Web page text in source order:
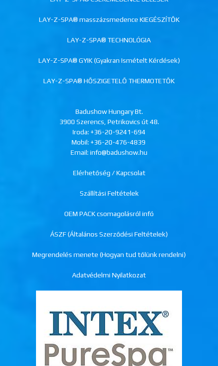
LAY-Z-SPA® masszázsmedence KIEGÉSZÍTŐK
LAY-Z-SPA® TECHNOLÓGIA
LAY-Z-SPA® GYIK (Gyakran Ismételt Kérdések)
LAY-Z-SPA® HŐSZIGETELŐ THERMOTETŐK
Badushow Hungary Bt.
3900 Szerencs, Petrikovics út 48.
Iroda: +36-20-9241-694
Mobil: +36-20-476-4839
Email: info@badushow.hu
Elérhetőség / Kapcsolat
Szállítási Feltételek
OEM PACK csomagolásról infó
ÁSZF (Általános Szerződési Feltételek)
Megrendelés menete (Hogyan tud tőlünk rendelni)
Adatvédelmi Nyilatkozat